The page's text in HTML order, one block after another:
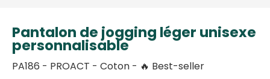
Pantalon de jogging léger unisexe
personnalisable
PA186 - PROACT - Coton - 🔥 Best-seller